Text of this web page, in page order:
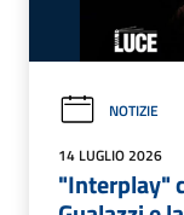
NOTIZIE
14 LUGLIO 2026
"Interplay"